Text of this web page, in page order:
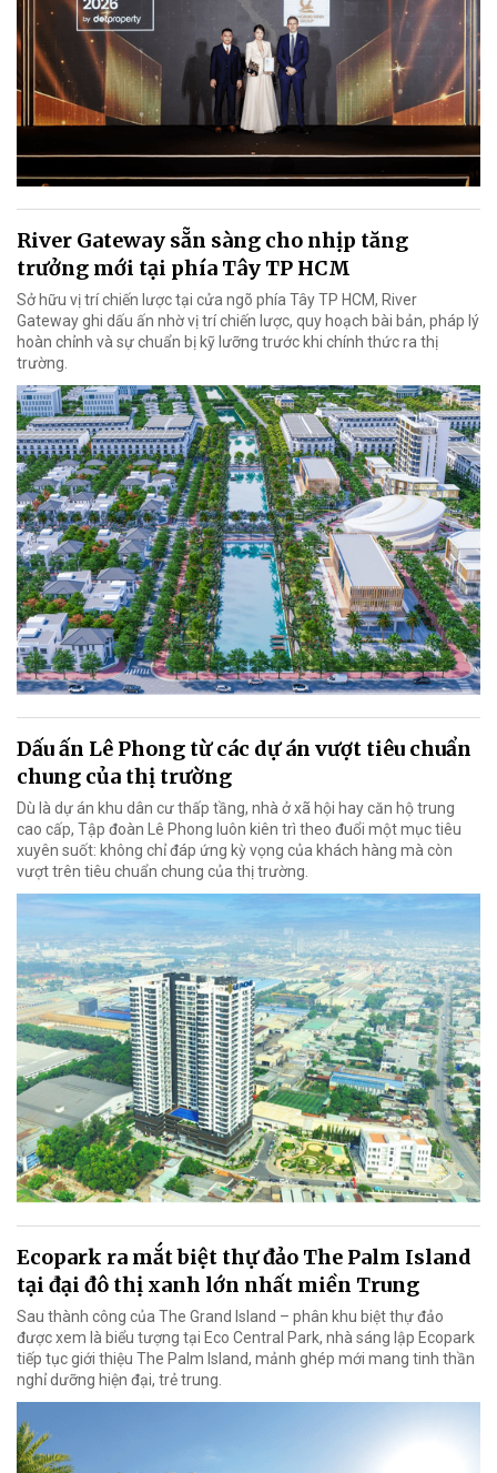
River Gateway sẵn sàng cho nhịp tăng
trưởng mới tại phía Tây TP HCM
Sở hữu vị trí chiến lược tại cửa ngõ phía Tây TP HCM, River
Gateway ghi dấu ấn nhờ vị trí chiến lược, quy hoạch bài bản, pháp lý
hoàn chỉnh và sự chuẩn bị kỹ lưỡng trước khi chính thức ra thị
trường.
Dấu ấn Lê Phong từ các dự án vượt tiêu chuẩn
chung của thị trường
Dù là dự án khu dân cư thấp tầng, nhà ở xã hội hay căn hộ trung
cao cấp, Tập đoàn Lê Phong luôn kiên trì theo đuổi một mục tiêu
xuyên suốt: không chỉ đáp ứng kỳ vọng của khách hàng mà còn
vượt trên tiêu chuẩn chung của thị trường.
Ecopark ra mắt biệt thự đảo The Palm Island
tại đại đô thị xanh lớn nhất miền Trung
Sau thành công của The Grand Island – phân khu biệt thự đảo
được xem là biểu tượng tại Eco Central Park, nhà sáng lập Ecopark
tiếp tục giới thiệu The Palm Island, mảnh ghép mới mang tinh thần
nghỉ dưỡng hiện đại, trẻ trung.